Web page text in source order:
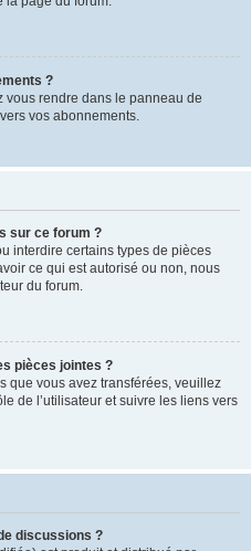
?
vous rendre dans le panneau de
vos abonnements.
sur ce forum ?
interdire certains types de pièces
ce qui est autorisé ou non, nous
du forum.
pièces jointes ?
que vous avez transférées, veuillez
de l’utilisateur et suivre les liens vers
discussions ?